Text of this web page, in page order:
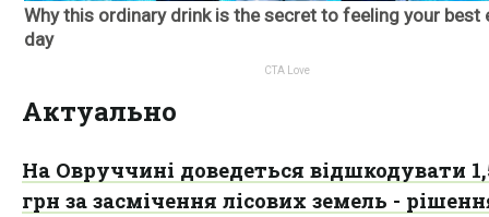
Актуально
На Овруччині доведеться відшкодувати
грн за засмічення лісових земель -